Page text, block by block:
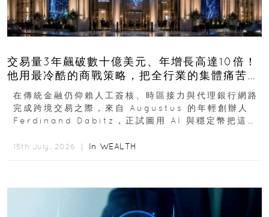
交易量3年飆破數十億美元、年增長高達10倍！
他用最冷酷的商戰策略，把全行業的集體痛苦榨
成百億金庫
在傳統金融仍仰賴人工簽核、時區接力與代理銀行網路
完成跨境交易之際，來自 Augustus 的年輕創辦人
Ferdinand Dabitz，正試圖用 AI 與穩定幣把這套
15th July, 2026 ｜ In WEALTH